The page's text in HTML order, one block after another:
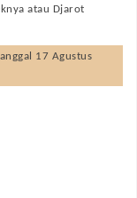
atau Djarot
17 Agustus